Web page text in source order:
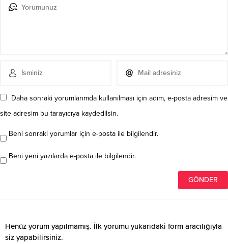
Daha sonraki yorumlarımda kullanılması için adım, e-posta adresim ve
site adresim bu tarayıcıya kaydedilsin.
Beni sonraki yorumlar için e-posta ile bilgilendir.
Beni yeni yazılarda e-posta ile bilgilendir.
Henüz yorum yapılmamış. İlk yorumu yukarıdaki form aracılığıyla
siz yapabilirsiniz.